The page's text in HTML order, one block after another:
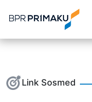
Link Sosmed